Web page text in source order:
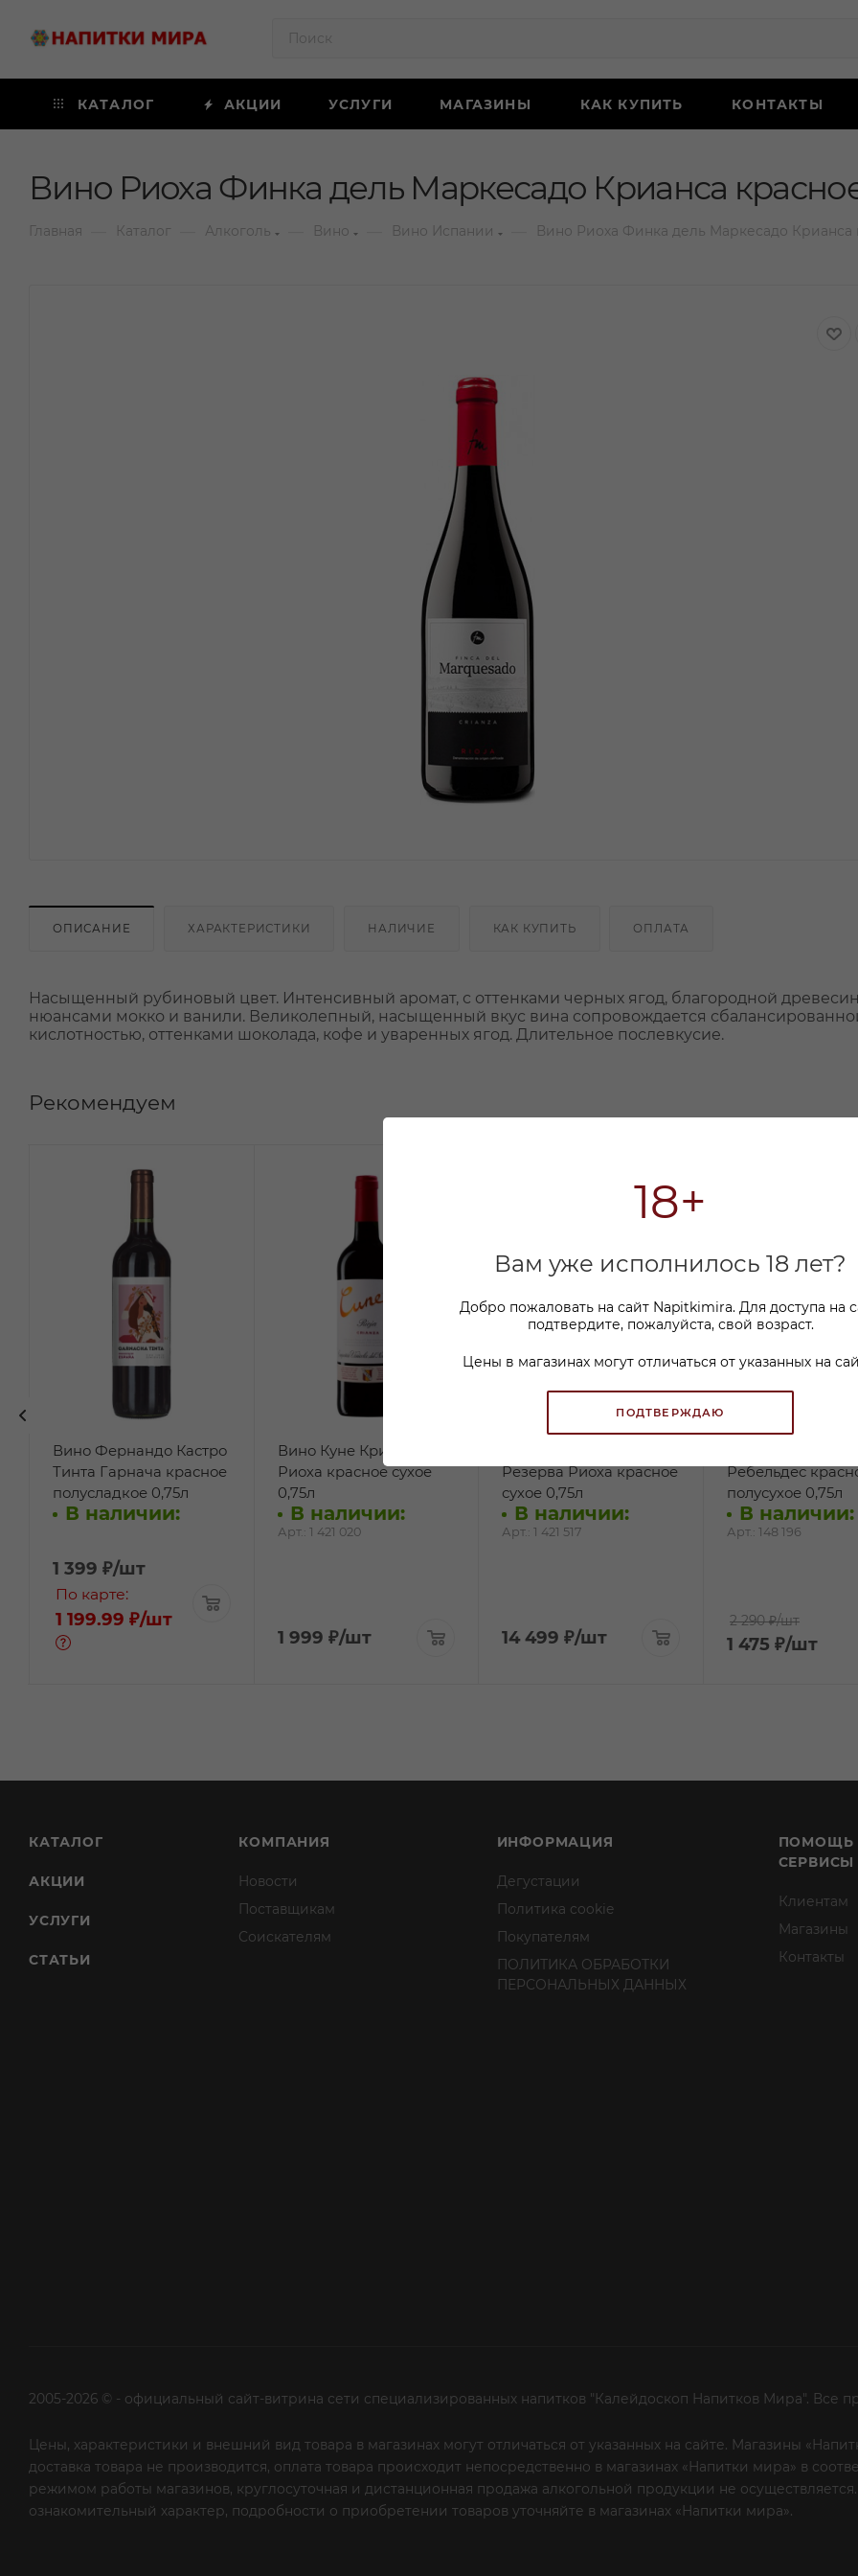
18+
Вам уже исполнилось 18 лет?
Добро пожаловать на сайт Napitkimira. Для доступа на
подтвердите, пожалуйста, свой возраст.
Цены в магазинах могут отличаться от указанных на
ПОДТВЕРЖДАЮ
КАТАЛОГ АКЦИИ УСЛУГИ МАГАЗИНЫ КАК КУПИТЬ КОНТАКТЫ
Вино Риоха Финка дель Маркесадо Крианса красное
Главная Каталог Алкоголь Вино Вино Испании Вино Риоха Финка дель Маркесадо Крианса
ОПИСАНИЕ ХАРАКТЕРИСТИКИ НАЛИЧИЕ КАК КУПИТЬ ОПЛАТА
Насыщенный рубиновый цвет. Интенсивный аромат, с оттенками черных ягод, благородной
нюансами мокко и ванили. Великолепный, насыщенный вкус вина сопровождается
кислотностью, оттенками шоколада, кофе и уваренных ягод. Длительное послевкусие.
Рекомендуем
Вино Фернандо Кастро
Тинта Гарнача красное
полусладкое 0,75л
В наличии:
1 399 ₽/шт
По карте:
1 199.99 ₽/шт
Вино Куне Крианса
Риоха красное сухое
0,75л
В наличии:
Арт.: 1 421 020
1 999 ₽/шт
Резерва Риоха красное
сухое 0,75л
В наличии:
Арт.: 1 421 517
14 499 ₽/шт
Ребельдес
полусухое 0,75л
В наличии:
Арт.: 148 196
2 290 ₽/шт
1 475 ₽/шт
КАТАЛОГ
АКЦИИ
УСЛУГИ
СТАТЬИ
КОМПАНИЯ
Новости
Поставщикам
Соискателям
ИНФОРМАЦИЯ
Дегустации
Политика cookie
Покупателям
ПОЛИТИКА ОБРАБОТКИ
ПЕРСОНАЛЬНЫХ ДАННЫХ
ПОМОЩЬ
СЕРВИСЫ
Клиентам
Магазины
Контакты
2005-2026 © - официальный сайт-витрина сети специализированных напитков "Калейдоскоп Напитков Мира". Все
Цены, характеристики и внешний вид товара в магазинах могут отличаться от указанных на сайте. Магазины
доставка товара не производится, оплата товара происходит непосредственно в магазинах «Напитки мира» в
режимом работы магазинов, круглосуточная и дистанционная продажа алкогольной продукции не
ознакомительный характер, подробности о приобретении товаров уточняйте в магазинах «Напитки мира».